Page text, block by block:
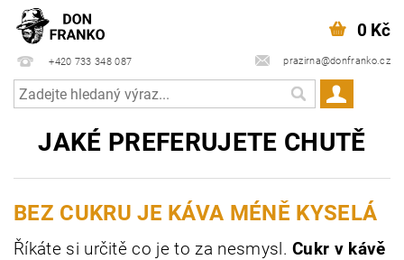
+420 733 348 087 prazirna@donfranko.cz
0 Kč
JAKÉ PREFERUJETE CHUTĚ
BEZ CUKRU JE KÁVA MÉNĚ KYSELÁ
Říkáte si určitě co je to za nesmysl.Cukr v kávě